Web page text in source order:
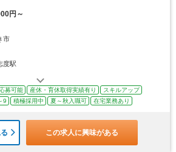
円～
市
度駅
募可能 産休・育休取得実績有り
スキルアップ
9 積極採用中 夏～秋入職可 在宅業務あり
この求人に興味がある